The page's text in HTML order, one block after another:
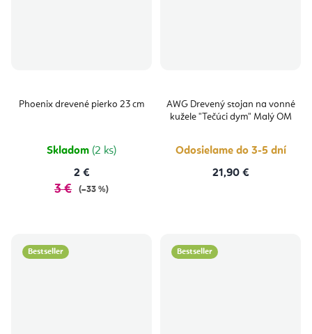
Phoenix drevené pierko 23 cm
Skladom (2 ks)
2 €
3 € (–33 %)
AWG Drevený stojan na vonné
kužele "Tečúci dym" Malý OM
Odosielame do 3-5 dní
21,90 €
Bestseller Bestseller